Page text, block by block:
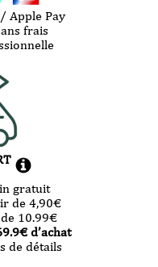
Apple Pay
frais
gratuit
de 4,90€
10.99€
€ d’achat
de détails